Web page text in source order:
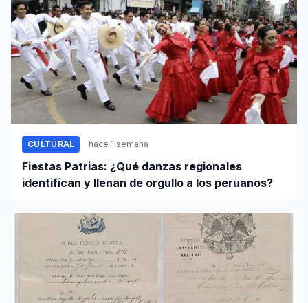
CULTURAL hace 1 semana
Fiestas Patrias: ¿Qué danzas regionales
identifican y llenan de orgullo a los peruanos?